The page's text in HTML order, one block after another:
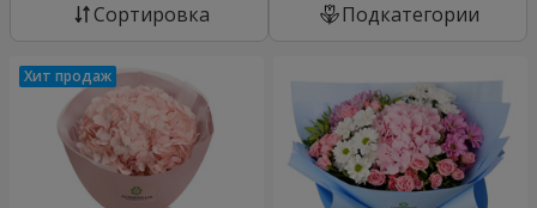
Cортировка Подкатегории